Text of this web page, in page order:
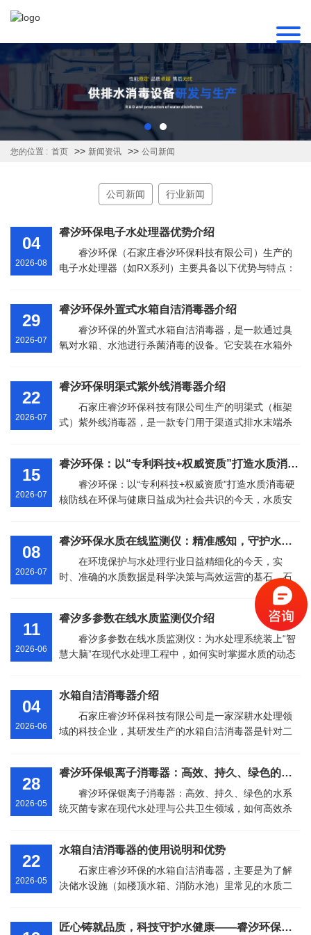
您的位置 : 首页 >> 新闻资讯 >> 公司新闻
公司新闻 行业新闻
04
2026-08
睿汐环保电子水处理器优势介绍
睿汐环保（石家庄睿汐环保科技有限公司）生产的
电子水处理器（如RX系列）主要具备以下优势与特点：
29
2026-07
睿汐环保外置式水箱自洁消毒器介绍
睿汐环保的外置式水箱自洁消毒器，是一款通过臭
氧对水箱、水池进行杀菌消毒的设备。它安装在水箱外
22
2026-07
睿汐环保明渠式紫外线消毒器介绍
石家庄睿汐环保科技有限公司生产的明渠式（框架
式）紫外线消毒器，是一款专门用于渠道式排水末端杀
15
2026-07
睿汐环保：以“专利科技+权威资质”打造水质消毒硬核防线
睿汐环保：以“专利科技+权威资质”打造水质消毒硬
核防线在环保与健康日益成为社会共识的今天，水质安
08
2026-07
睿汐环保水质在线监测仪：精准感知，守护水质安全
在环境保护与水处理行业日益精细化的今天，实
时、准确的水质数据是科学决策与高效运营的基石。石
家庄睿汐环保科技有限公司（以下简称“睿汐环保”）凭借
11
2026-06
睿汐多参数在线水质监测仪介绍
睿汐多参数在线水质监测仪：为水处理系统装上“智
慧大脑”在现代水处理工程中，如何实时掌握水质的动态
04
2026-06
水箱自洁消毒器介绍
石家庄睿汐环保科技有限公司是一家深耕水处理领
域的科技企业，其研发生产的水箱自洁消毒器是针对二
28
2026-05
睿汐环保银离子消毒器：高效、持久、绿色的水系统灭菌
睿汐环保银离子消毒器：高效、持久、绿色的水系
统灭菌专家在现代水处理与公共卫生领域，如何高效杀
22
2026-05
水箱自洁消毒器的使用说明和优势
石家庄睿汐环保的水箱自洁消毒器，主要是为了解
决储水设施（如楼顶水箱、消防水池）里常见的水质二
匠心铸就品质，科技守护水健康——睿汐环保紫外线消毒器核心优势解析